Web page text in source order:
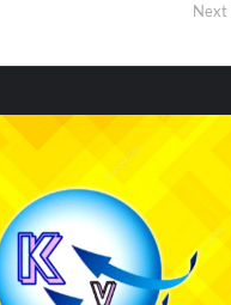
Next